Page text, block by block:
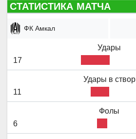
СТАТИСТИКА МАТЧА
ФК Амкал
Удары
17
Удары в створ
11
Фолы
6